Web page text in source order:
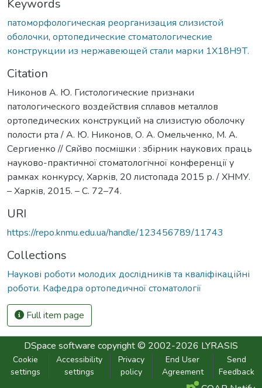
Keywords
патоморфологическая реорганизация слизистой
оболочки, ортопедические стоматологические
конструкции из нержавеющей стали марки 1Х18Н9Т.
Citation
Никонов А. Ю. Гистологические признаки
патологического воздействия сплавов металлов
ортопедических конструкций на слизистую оболочку
полости рта / А. Ю. Никонов, О. А. Омельченко, М. А.
Сергиенко // Сяйво посмішки : збірник наукових праць
науково-практичної стоматологічної конференції у
рамках конкурсу, Харків, 20 листопада 2015 р. / ХНМУ.
– Харків, 2015. – С. 72–74.
URI
https://repo.knmu.edu.ua/handle/123456789/11743
Collections
Наукові роботи молодих дослідників та кваліфікаційні
роботи. Кафедра ортопедичної стоматології
Full item page
DSpace software copyright © 2002-2026 LYRASIS
Cookie
settings
Accessibility
settings
Privacy
policy
End User
Agreement
Send
Feedback